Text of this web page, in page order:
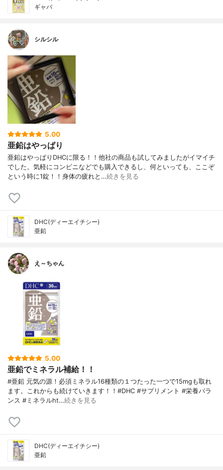
ギャバ
シルシル
5.00
亜鉛はやっぱり
亜鉛はやっぱりDHCに限る！！他社の商品も試してみましたがイマイチ
でした。気軽にコンビニなどでも購入できるし、何といっても、ここぞ
という時に1錠！！身体の疲れと…続きを見る
DHC(ディーエイチシー)
亜鉛
え～ちゃん
5.00
亜鉛でミネラル補給！！
#亜鉛 元気の源！必須ミネラル16種類の１つたった一つで15mgも取れ
ます。これからも続けていきます！！#DHC #サプリメント #栄養バラ
ンス #ミネラルht…続きを見る
DHC(ディーエイチシー)
亜鉛